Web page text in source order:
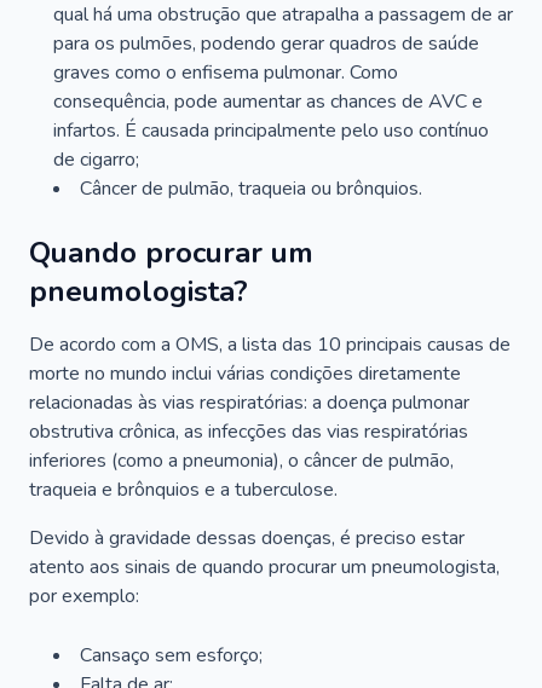
qual há uma obstrução que atrapalha a passagem de ar
para os pulmões, podendo gerar quadros de saúde
graves como o enfisema pulmonar. Como
consequência, pode aumentar as chances de AVC e
infartos. É causada principalmente pelo uso contínuo
de cigarro;
Câncer de pulmão, traqueia ou brônquios.
Quando procurar um
pneumologista?
De acordo com a OMS, a lista das 10 principais causas de
morte no mundo inclui várias condições diretamente
relacionadas às vias respiratórias: a doença pulmonar
obstrutiva crônica, as infecções das vias respiratórias
inferiores (como a pneumonia), o câncer de pulmão,
traqueia e brônquios e a tuberculose.
Devido à gravidade dessas doenças, é preciso estar
atento aos sinais de quando procurar um pneumologista,
por exemplo:
Cansaço sem esforço;